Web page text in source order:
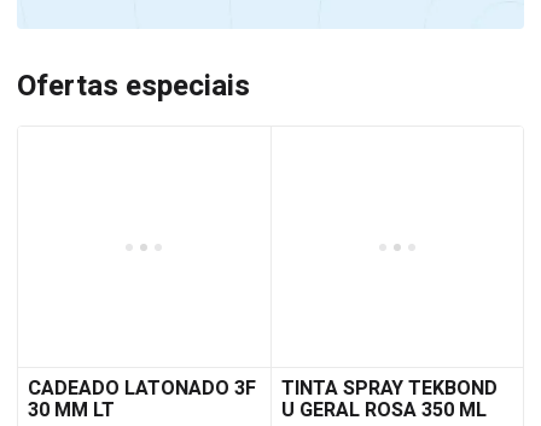
Ofertas especiais
CADEADO LATONADO 3F
30 MM LT
TINTA SPRAY TEKBOND
U GERAL ROSA 350 ML